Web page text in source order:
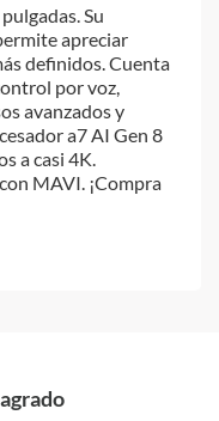
Su
apreciar
definidos. Cuenta
por voz,
avanzados y
a7 AI Gen 8
a casi 4K.
MAVI. ¡Compra